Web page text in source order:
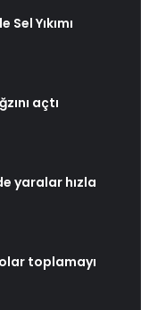
Yıkımı
açtı
yaralar hızla
toplamayı